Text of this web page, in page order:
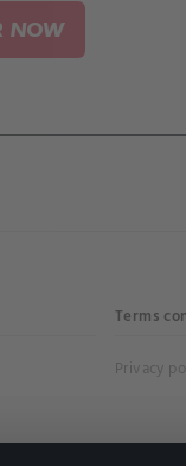
viníky
terénní
NOW
Terms
Privacy